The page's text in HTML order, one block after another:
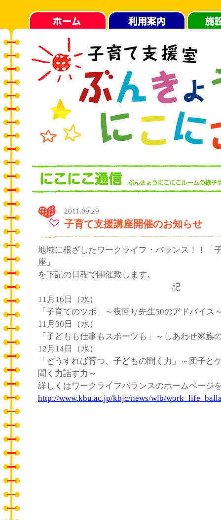
2011.09.29
子育て支援講座開催のお知らせ
地域に根ざしたワークライフ・バランス！！「
座」
を下記の日程で開催致します。
記
11月16日（水）
「子育てのツボ」～夜回り先生50のアドバイス
11月30日（水）
「子どもも仕事もスポーツも」～しあわせ家族
12月14日（水）
「どうすれば育つ、子どもの聞く力」～団子と
聞く力話す力～
詳しくはワークライフバランスのホームページ
http://www.kbu.ac.jp/kbjc/news/wlb/